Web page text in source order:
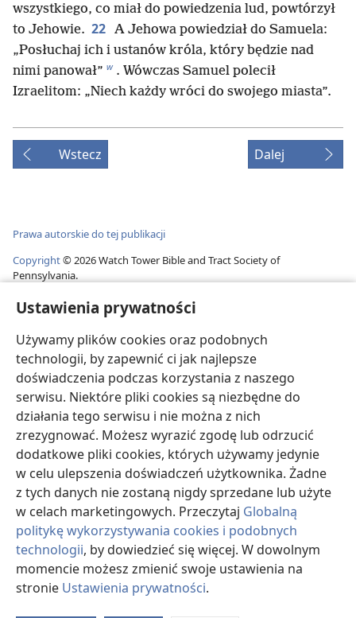
Ustawienia prywatności
Używamy plików cookies oraz podobnych
technologii, by zapewnić ci jak najlepsze
doświadczenia podczas korzystania z naszego
serwisu. Niektóre pliki cookies są niezbędne do
działania tego serwisu i nie można z nich
zrezygnować. Możesz wyrazić zgodę lub odrzucić
dodatkowe pliki cookies, których używamy jedynie
w celu ulepszenia doświadczeń użytkownika. Żadne
z tych danych nie zostaną nigdy sprzedane lub użyte
w celach marketingowych. Przeczytaj Globalną
politykę wykorzystywania cookies i podobnych
technologii, by dowiedzieć się więcej. W dowolnym
momencie możesz zmienić swoje ustawienia na
stronie Ustawienia prywatności.
wszystkiego, co miał do powiedzenia lud, powtórzył
to Jehowie. 22 A Jehowa powiedział do Samuela:
„Posłuchaj ich i ustanów króla, który będzie nad
nimi panował” w . Wówczas Samuel polecił
Izraelitom: „Niech każdy wróci do swojego miasta”.
Wstecz Dalej
Prawa autorskie do tej publikacji
Copyright© 2026Watch Tower Bible and Tract Society of
Pennsylvania.
PRYWATNOŚCI